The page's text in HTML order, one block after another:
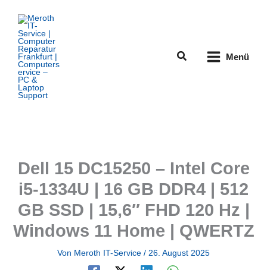
Inhalt
springen
Suchen Menü
Dell 15 DC15250 – Intel Core
i5-1334U | 16 GB DDR4 | 512
GB SSD | 15,6″ FHD 120 Hz |
Windows 11 Home | QWERTZ
Von Meroth IT-Service / 26. August 2025